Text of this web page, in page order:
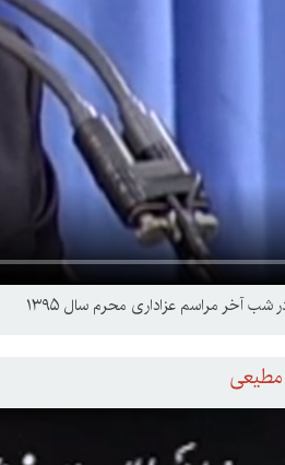
آخر مراسم عزاداری محرم سال ۱۳۹۵